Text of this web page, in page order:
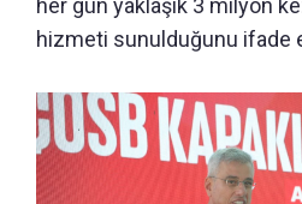
her gün yaklaşık 3 milyon
hizmeti sunulduğunu ifade